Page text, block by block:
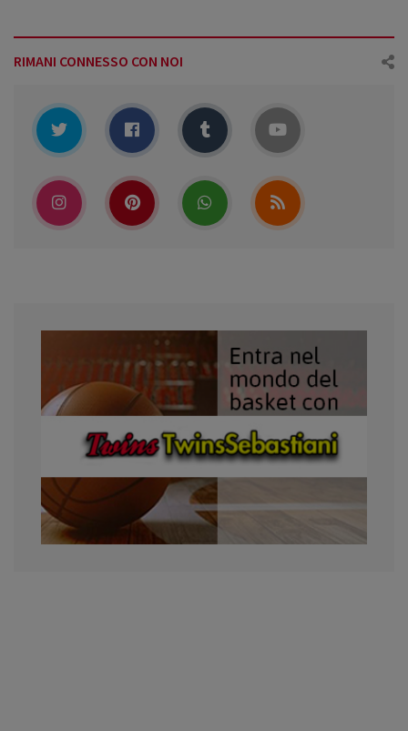
RIMANI CONNESSO CON NOI